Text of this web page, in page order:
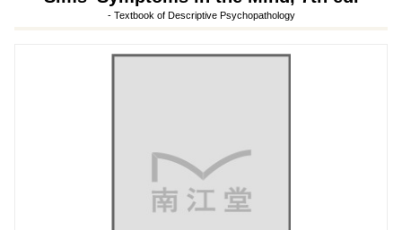
- Textbook of Descriptive Psychopathology